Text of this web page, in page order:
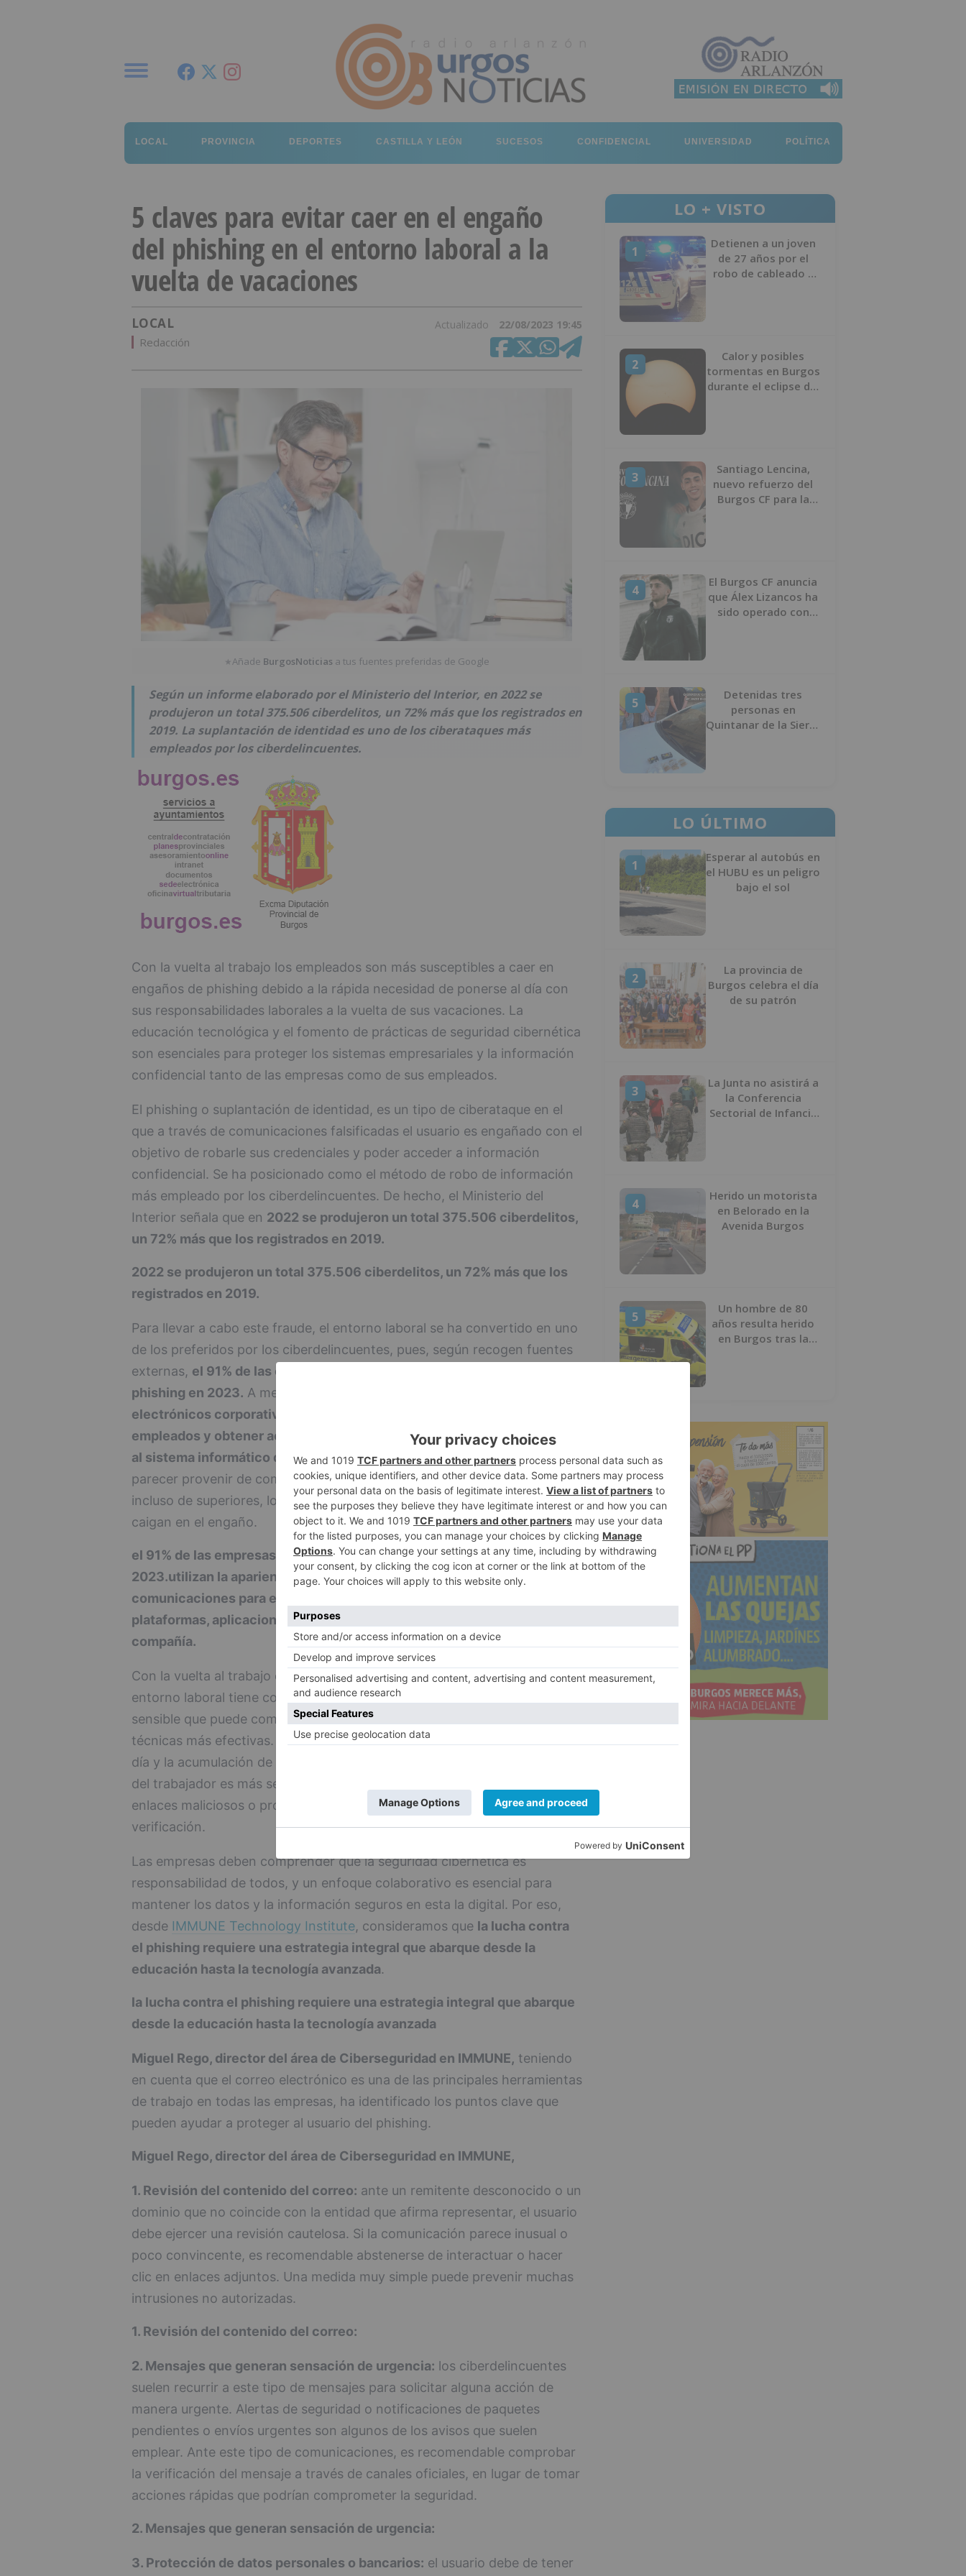
LOCAL PROVINCIA DEPORTES CASTILLA Y LEÓN SUCESOS CONFIDENCIAL UNIVERSIDAD POLÍTICA
5 claves para evitar caer en el engaño
del phishing en el entorno laboral a la
vuelta de vacaciones
LOCAL Actualizado 22/08/2023 19:45
Redacción
★Añade BurgosNoticias a tus fuentes preferidas de Google
Según un informe elaborado por el Ministerio del Interior, en 2022 se
produjeron un total 375.506 ciberdelitos, un 72% más que los registrados en
2019. La suplantación de identidad es uno de los ciberataques más
empleados por los ciberdelincuentes.
Con la vuelta al trabajo los empleados son más susceptibles a caer en
engaños de phishing debido a la rápida necesidad de ponerse al día con
sus responsabilidades laborales a la vuelta de sus vacaciones. La
educación tecnológica y el fomento de prácticas de seguridad cibernética
son esenciales para proteger los sistemas empresariales y la información
confidencial tanto de las empresas como de sus empleados.
El phishing o suplantación de identidad, es un tipo de ciberataque en el
que a través de comunicaciones falsificadas el usuario es engañado con el
objetivo de robarle sus credenciales y poder acceder a información
confidencial. Se ha posicionado como el método de robo de información
más empleado por los ciberdelincuentes. De hecho, el Ministerio del
Interior señala que en 2022 se produjeron un total 375.506 ciberdelitos,
un 72% más que los registrados en 2019.
2022 se produjeron un total 375.506 ciberdelitos, un 72% más que los
registrados en 2019.
Para llevar a cabo este fraude, el entorno laboral se ha convertido en uno
de los preferidos por los ciberdelincuentes, pues, según recogen fuentes
externas, el 91% de las empresas corre riesgo de sufrir un ataque de
phishing en 2023. A menudo
electrónicos corporativos en sus comunicaciones para engañar a los
empleados y obtener acceso a las plataformas, aplicaciones internas o
al sistema informático de la compañía.Este tipo de correos pueden
parecer provenir de compañeros de trabajo, departamentos internos o
incluso de superiores, lo que aumenta la posibilidad de que los empleados
caigan en el engaño.
el 91% de las empresas corre riesgo de sufrir un ataque de phishing en
2023.utilizan la apariencia de correos electrónicos corporativos en sus
comunicaciones para engañar a los empleados y obtener acceso a las
plataformas, aplicaciones internas o al sistema informático de la
compañía.
Con la vuelta al trabajo después de las vacaciones, el phishing, que en el
entorno laboral tiene como objetivo obtener información confidencial o
sensible que puede comprometer a la empresa, se convierte en una de las
técnicas más efectivas. Como consecuencia de la urgencia por ponerse al
día y la acumulación de comunicaciones no revisadas durante la ausencia
del trabajador es más sencillo que estos caigan en el fraude y entren en
enlaces maliciosos o proporcionen información confidencial sin la debida
verificación.
Las empresas deben comprender que la seguridad cibernética es
responsabilidad de todos, y un enfoque colaborativo es esencial para
mantener los datos y la información seguros en esta la digital. Por eso,
desde IMMUNE Technology Institute, consideramos que la lucha contra
el phishing requiere una estrategia integral que abarque desde la
educación hasta la tecnología avanzada.
la lucha contra el phishing requiere una estrategia integral que abarque
desde la educación hasta la tecnología avanzada
Miguel Rego, director del área de Ciberseguridad en IMMUNE, teniendo
en cuenta que el correo electrónico es una de las principales herramientas
de trabajo en todas las empresas, ha identificado los puntos clave que
pueden ayudar a proteger al usuario del phishing.
Miguel Rego, director del área de Ciberseguridad en IMMUNE,
1. Revisión del contenido del correo: ante un remitente desconocido o un
dominio que no coincide con la entidad que afirma representar, el usuario
debe ejercer una revisión cautelosa. Si la comunicación parece inusual o
poco convincente, es recomendable abstenerse de interactuar o hacer
clic en enlaces adjuntos. Una medida muy simple puede prevenir muchas
intrusiones no autorizadas.
1. Revisión del contenido del correo:
2. Mensajes que generan sensación de urgencia: los ciberdelincuentes
suelen recurrir a este tipo de mensajes para solicitar alguna acción de
manera urgente. Alertas de seguridad o notificaciones de paquetes
pendientes o envíos urgentes son algunos de los avisos que suelen
emplear. Ante este tipo de comunicaciones, es recomendable comprobar
la verificación del mensaje a través de canales oficiales, en lugar de tomar
acciones rápidas que podrían comprometer la seguridad.
2. Mensajes que generan sensación de urgencia:
3. Protección de datos personales o bancarios: el usuario debe de tener
LO + VISTO
1
Detienen a un joven
de 27 años por el
robo de cableado y
2
Calor y posibles
tormentas en Burgos
durante el eclipse del
3
Santiago Lencina,
nuevo refuerzo del
Burgos CF para la
4
El Burgos CF anuncia
que Álex Lizancos ha
sido operado con
5
Detenidas tres
personas en
Quintanar de la Sierra
LO ÚLTIMO
1
Esperar al autobús en
el HUBU es un peligro
bajo el sol
2
La provincia de
Burgos celebra el día
de su patrón
3
La Junta no asistirá a
la Conferencia
Sectorial de Infancia
4
Herido un motorista
en Belorado en la
Avenida Burgos
5
Un hombre de 80
años resulta herido
en Burgos tras la